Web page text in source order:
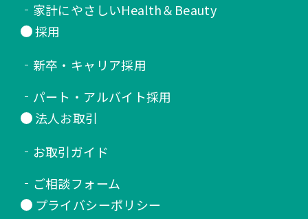
家計にやさしいHealth＆Beauty
採用
新卒・キャリア採用
パート・アルバイト採用
法人お取引
お取引ガイド
ご相談フォーム
プライバシーポリシー